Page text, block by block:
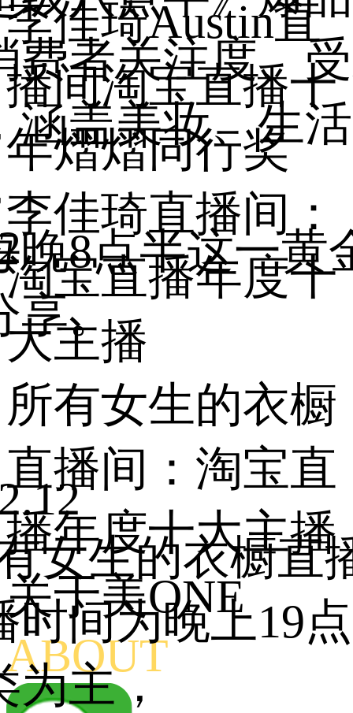
费者关注度、
涵盖美妆、生
晚8点半这一黄
享。
女生的衣橱直
时间为晚上19
为主，
李佳琦Austin直
播间淘宝直播十
年熠熠同行奖
李佳琦直播间：
淘宝直播年度十
大主播
所有女生的衣橱
直播间：淘宝直
播年度十大主播
关于美ONE
ABOUT